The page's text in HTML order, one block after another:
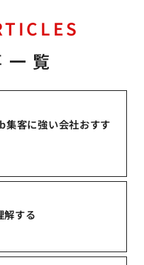
覧
集客に強い会社おすす
解する